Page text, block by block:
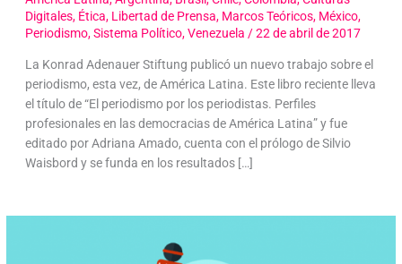
Digitales, Ética, Libertad de Prensa, Marcos Teóricos, México,
Periodismo,Sistema Político,Venezuela /22 de abril de 2017
La Konrad Adenauer Stiftung publicó un nuevo trabajo sobre el
periodismo, esta vez, de América Latina. Este libro reciente lleva
el título de “El periodismo por los periodistas. Perfiles
profesionales en las democracias de América Latina” y fue
editado por Adriana Amado, cuenta con el prólogo de Silvio
Waisbord y se funda en los resultados […]